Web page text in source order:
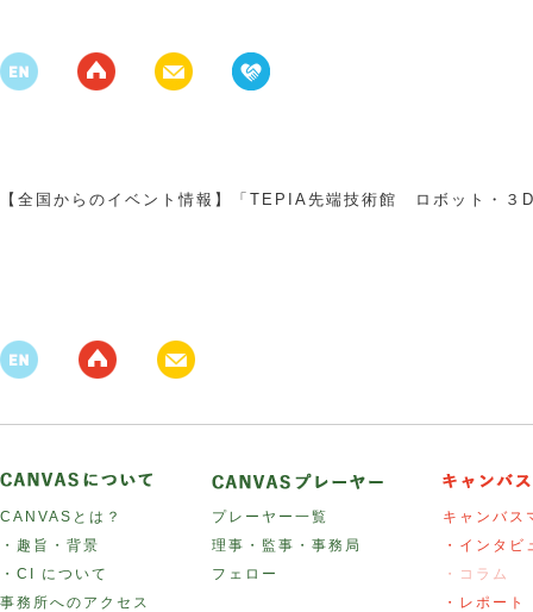
【全国からのイベント情報】「TEPIA先端技術館 ロボット・３
CANVASとは？
・趣旨・背景
・CI について
事務所へのアクセス
プレーヤー一覧
理事・監事・事務局
フェロー
キャンバス
・インタビ
・コラム
・レポート